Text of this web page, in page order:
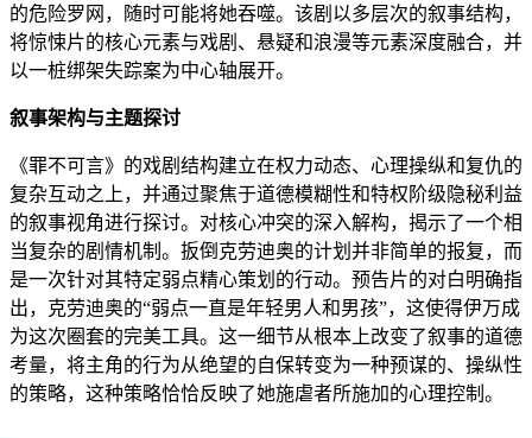
的危险罗网，随时可能将她吞噬。该剧以多层次的叙事结构，
将惊悚片的核心元素与戏剧、悬疑和浪漫等元素深度融合，并
以一桩绑架失踪案为中心轴展开。
叙事架构与主题探讨
《罪不可言》的戏剧结构建立在权力动态、心理操纵和复仇的
复杂互动之上，并通过聚焦于道德模糊性和特权阶级隐秘利益
的叙事视角进行探讨。对核心冲突的深入解构，揭示了一个相
当复杂的剧情机制。扳倒克劳迪奥的计划并非简单的报复，而
是一次针对其特定弱点精心策划的行动。预告片的对白明确指
出，克劳迪奥的“弱点一直是年轻男人和男孩”，这使得伊万成
为这次圈套的完美工具。这一细节从根本上改变了叙事的道德
考量，将主角的行为从绝望的自保转变为一种预谋的、操纵性
的策略，这种策略恰恰反映了她施虐者所施加的心理控制。